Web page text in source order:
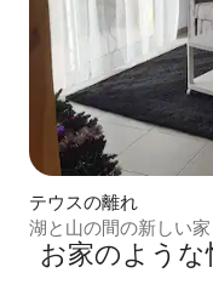
テウスの離れ
湖と山の間の新しい家
お家のよう